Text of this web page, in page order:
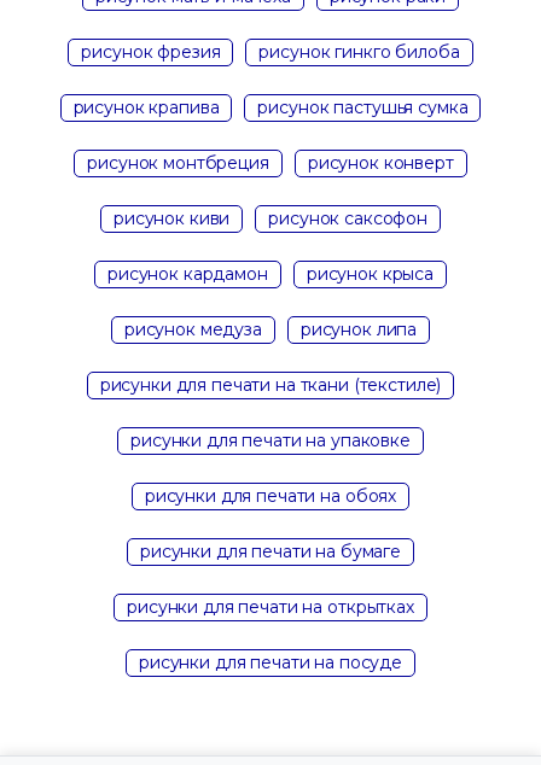
рисунок фрезия рисунок гинкго билоба
рисунок крапива рисунок пастушья сумка
рисунок монтбреция рисунок конверт
рисунок киви рисунок саксофон
рисунок кардамон рисунок крыса
рисунок медуза рисунок липа
рисунки для печати на ткани (текстиле)
рисунки для печати на упаковке
рисунки для печати на обоях
рисунки для печати на бумаге
рисунки для печати на открытках
рисунки для печати на посуде